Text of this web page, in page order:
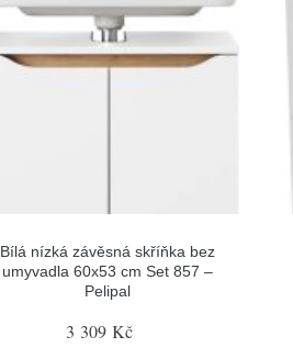
Bílá nízká závěsná skříňka bez
umyvadla 60x53 cm Set 857 –
Pelipal
3 309 Kč